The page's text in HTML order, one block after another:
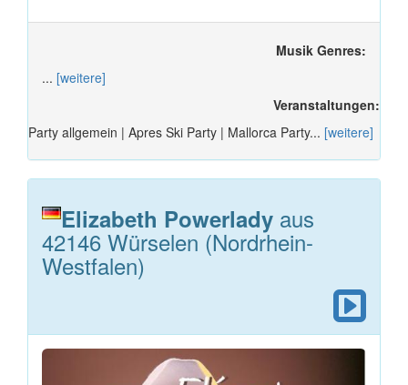
Musik Genres:
... [weitere]
Veranstaltungen:
Party allgemein | Apres Ski Party | Mallorca Party... [weitere]
Elizabeth Powerlady aus
42146 Würselen (Nordrhein-
Westfalen)